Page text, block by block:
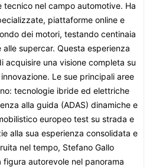
tecnico nel campo automotive. Ha
piattaforme online e
dei motori, testando centinaia
supercar. Questa esperienza
acquisire una visione completa su
Le sue principali aree
tecnologie ibride ed elettriche
alla guida (ADAS) dinamiche e
europeo test su strada e
alla sua esperienza consolidata e
nel tempo, Stefano Gallo
autorevole nel panorama